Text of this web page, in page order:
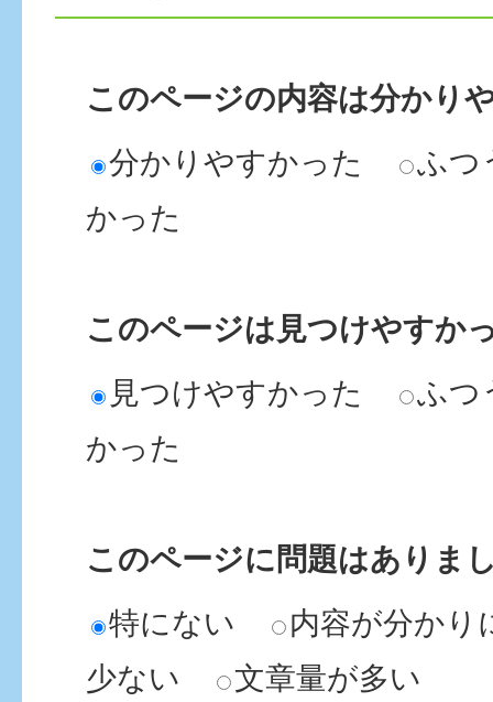
このページの内容は分かり
分かりやすかった
ふつ
かった
このページは見つけやすか
見つけやすかった
ふつ
かった
このページに問題はありま
特にない
内容が分かり
少ない
文章量が多い